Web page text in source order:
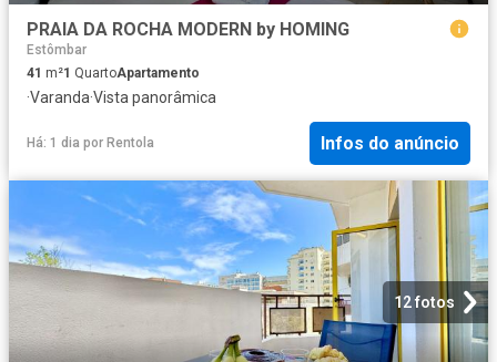
PRAIA DA ROCHA MODERN by HOMING
Estômbar
41 m²1 QuartoApartamento
·Varanda·Vista panorâmica
Há: 1 dia por Rentola Infos do anúncio
12 fotos